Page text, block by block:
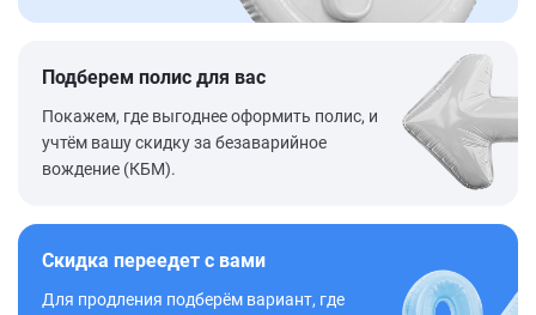
Подберем полис для вас
Покажем, где выгоднее оформить полис, и
учтём вашу скидку за безаварийное
вождение (КБМ).
Скидка переедет с вами
Для продления подберём вариант, где